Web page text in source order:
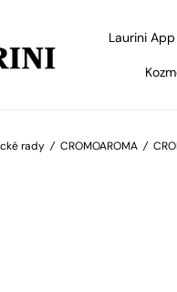
Laurini App
rady / CROMOAROMA /